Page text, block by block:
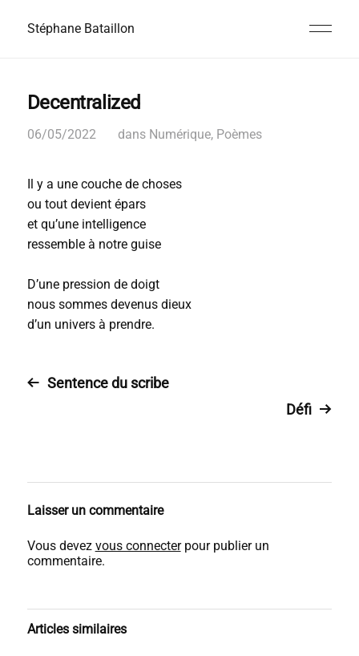
Stéphane Bataillon
Decentralized
06/05/2022 dans Numérique, Poèmes
Il y a une couche de choses
ou tout devient épars
et qu’une intelligence
ressemble à notre guise
D’une pression de doigt
nous sommes devenus dieux
d’un univers à prendre.
Sentence du scribe
Défi
Laisser un commentaire
Vous devez vous connecterpour publier un
commentaire.
Articles similaires